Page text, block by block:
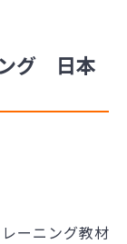
ング 日本
ーニング教材